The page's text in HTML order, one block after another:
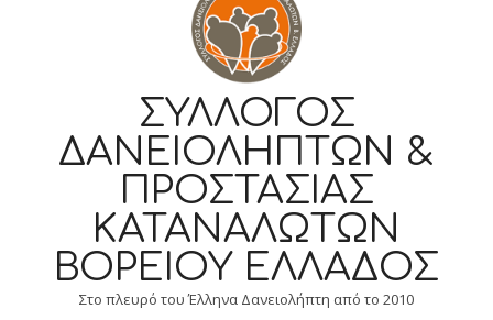
ΣΎΛΛΟΓΟΣ
ΔΑΝΕΙΟΛΗΠΤΏΝ &
ΠΡΟΣΤΑΣΊΑΣ
ΚΑΤΑΝΑΛΩΤΏΝ
ΒΟΡΕΊΟΥ ΕΛΛΆΔΟΣ
Στο πλευρό του Έλληνα Δανειολήπτη από το 2010